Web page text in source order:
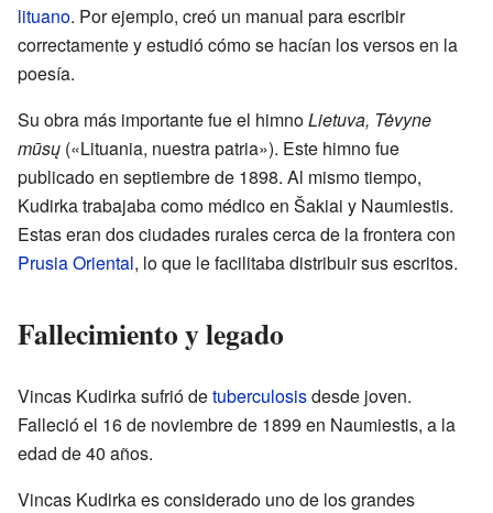
lituano. Por ejemplo, creó un manual para escribir
correctamente y estudió cómo se hacían los versos en la
poesía.
Su obra más importante fue el himnoLietuva, Tėvyne
mūsų («Lituania, nuestra patria»). Este himno fue
publicado en septiembre de 1898. Al mismo tiempo,
Kudirka trabajaba como médico en Šakiai y Naumiestis.
Estas eran dos ciudades rurales cerca de la frontera con
Prusia Oriental, lo que le facilitaba distribuir sus escritos.
Fallecimiento y legado
Vincas Kudirka sufrió detuberculosisdesde joven.
Falleció el 16 de noviembre de 1899 en Naumiestis, a la
edad de 40 años.
Vincas Kudirka es considerado uno de los grandes